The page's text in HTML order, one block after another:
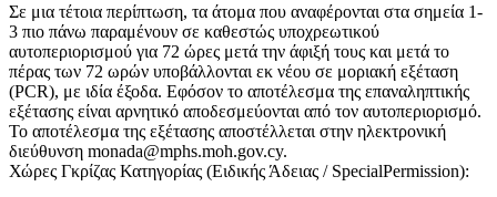
Σε μια τέτοια περίπτωση, τα άτομα που αναφέρονται στα σημεία 1-
3 πιο πάνω παραμένουν σε καθεστώς υποχρεωτικού
αυτοπεριορισμού για 72 ώρες μετά την άφιξή τους και μετά το
πέρας των 72 ωρών υποβάλλονται εκ νέου σε μοριακή εξέταση
(PCR), με ιδία έξοδα. Εφόσον το αποτέλεσμα της επαναληπτικής
εξέτασης είναι αρνητικό αποδεσμεύονται από τον αυτοπεριορισμό.
Το αποτέλεσμα της εξέτασης αποστέλλεται στην ηλεκτρονική
διεύθυνση monada@mphs.moh.gov.cy.
Χώρες Γκρίζας Κατηγορίας (Ειδικής Άδειας / SpecialPermission):